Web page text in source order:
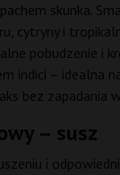
skunka.
cytryny i
pobudzenie i
indici – idealna
bez zapadania
– susz
i